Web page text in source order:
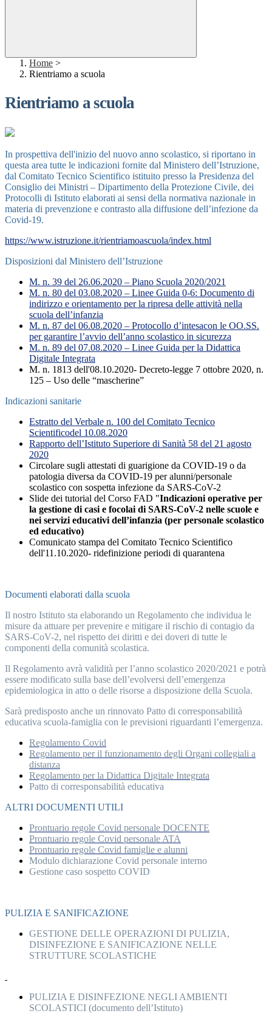
Home >
Rientriamo a scuola
Rientriamo a scuola
In prospettiva dell'inizio del nuovo anno scolastico, si riportano in
questa area tutte le indicazioni fornite dal Ministero dell’Istruzione,
dal Comitato Tecnico Scientifico istituito presso la Presidenza del
Consiglio dei Ministri – Dipartimento della Protezione Civile, dei
Protocolli di Istituto elaborati ai sensi della normativa nazionale in
materia di prevenzione e contrasto alla diffusione dell’infezione da
Covid-19.
https://www.istruzione.it/rientriamoascuola/index.html
Disposizioni dal Ministero dell’Istruzione
M. n. 39 del 26.06.2020 – Piano Scuola 2020/2021
M. n. 80 del 03.08.2020 – Linee Guida 0-6: Documento di
indirizzo e orientamento per la ripresa delle attività nella
scuola dell’infanzia
M. n. 87 del 06.08.2020 – Protocollo d’intesacon le OO.SS.
per garantire l’avvio dell’anno scolastico in sicurezza
M. n. 89 del 07.08.2020 – Linee Guida per la Didattica
Digitale Integrata
M. n. 1813 dell'08.10.2020- Decreto-legge 7 ottobre 2020, n.
125 – Uso delle “mascherine”
Indicazioni sanitarie
Estratto del Verbale n. 100 del Comitato Tecnico
Scientificodel 10.08.2020
Rapporto dell’Istituto Superiore di Sanità 58 del 21 agosto
2020
Circolare sugli attestati di guarigione da COVID-19 o da
patologia diversa da COVID-19 per alunni/personale
scolastico con sospetta infezione da SARS-CoV-2
Slide dei tutorial del Corso FAD "Indicazioni operative per
la gestione di casi e focolai di SARS-CoV-2 nelle scuole e
nei servizi educativi dell’infanzia (per personale scolastico
ed educativo)
Comunicato stampa del Comitato Tecnico Scientifico
dell'11.10.2020- ridefinizione periodi di quarantena
Documenti elaborati dalla scuola
Il nostro Istituto sta elaborando un Regolamento che individua le
misure da attuare per prevenire e mitigare il rischio di contagio da
SARS-CoV-2, nel rispetto dei diritti e dei doveri di tutte le
componenti della comunità scolastica.
Il Regolamento avrà validità per l’anno scolastico 2020/2021 e potrà
essere modificato sulla base dell’evolversi dell’emergenza
epidemiologica in atto o delle risorse a disposizione della Scuola.
Sarà predisposto anche un rinnovato Patto di corresponsabilità
educativa scuola-famiglia con le previsioni riguardanti l’emergenza.
Regolamento Covid
Regolamento per il funzionamento degli Organi collegiali a
distanza
Regolamento per la Didattica Digitale Integrata
Patto di corresponsabilità educativa
ALTRI DOCUMENTI UTILI
Prontuario regole Covid personale DOCENTE
Prontuario regole Covid personale ATA
Prontuario regole Covid famiglie e alunni
Modulo dichiarazione Covid personale interno
Gestione caso sospetto COVID
PULIZIA E SANIFICAZIONE
GESTIONE DELLE OPERAZIONI DI PULIZIA,
DISINFEZIONE E SANIFICAZIONE NELLE
STRUTTURE SCOLASTICHE
PULIZIA E DISINFEZIONE NEGLI AMBIENTI
SCOLASTICI (documento dell’Istituto)